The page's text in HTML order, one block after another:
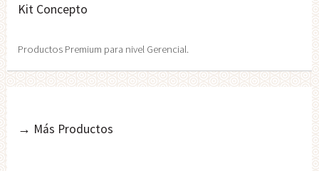
Kit Concepto
Productos Premium para nivel Gerencial.
→ Más Productos